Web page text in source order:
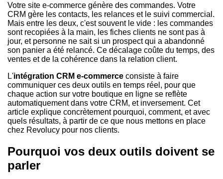
Votre site e-commerce génère des commandes. Votre
CRM gère les contacts, les relances et le suivi commercial.
Mais entre les deux, c'est souvent le vide : les commandes
sont recopiées à la main, les fiches clients ne sont pas à
jour, et personne ne sait si un prospect qui a abandonné
son panier a été relancé. Ce décalage coûte du temps, des
ventes et de la cohérence dans la relation client.
L'intégration CRM e-commerce consiste à faire
communiquer ces deux outils en temps réel, pour que
chaque action sur votre boutique en ligne se reflète
automatiquement dans votre CRM, et inversement. Cet
article explique concrètement pourquoi, comment, et avec
quels résultats, à partir de ce que nous mettons en place
chez Revolucy pour nos clients.
Pourquoi vos deux outils doivent se
parler